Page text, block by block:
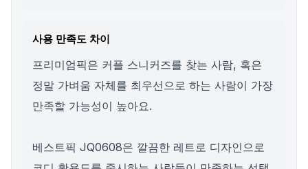
사용 만족도 차이
프리미엄픽은 커플 스니커즈를 찾는 사람, 혹은
정말 가벼움 자체를 최우선으로 하는 사람이 가장
만족할 가능성이 높아요.
베스트픽 JQ0608은 깔끔한 레트로 디자인으로